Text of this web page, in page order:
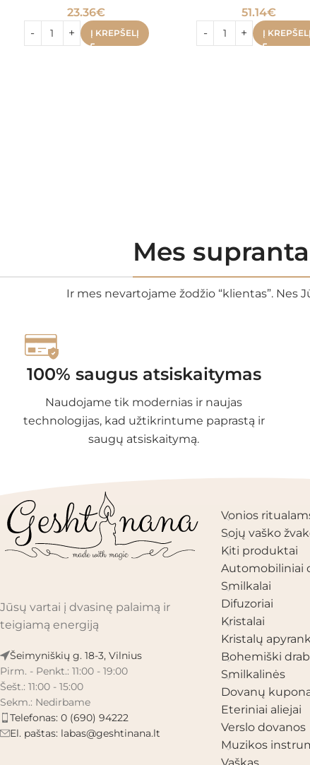
23.36€
Į KREPŠELĮ
51.14€
Į KREPŠELĮ
Mes
Ir mes nevartojame žodžio “klientas”. Nes
100% saugus atsiskaitymas
Naudojame tik modernias ir naujas
technologijas, kad užtikrintume paprastą ir
saugų atsiskaitymą.
Jūsų vartai į dvasinę palaimą ir
teigiamą energiją
Šeimyniškių g. 18-3, Vilnius
Pirm. - Penkt.: 11:00 - 19:00
Šešt.: 11:00 - 15:00
Sekm.: Nedirbame
Telefonas: 0 (690) 94222
El. paštas: labas@geshtinana.lt
PRODUKTŲ
Vonios
Sojų vaško
Kiti produktai
Automobiliniai
Smilkalai
Difuzoriai
Kristalai
Kristalų
Bohemiški
Smilkalinės
Dovanų
Eteriniai aliejai
Verslo dovanos
Muzikos